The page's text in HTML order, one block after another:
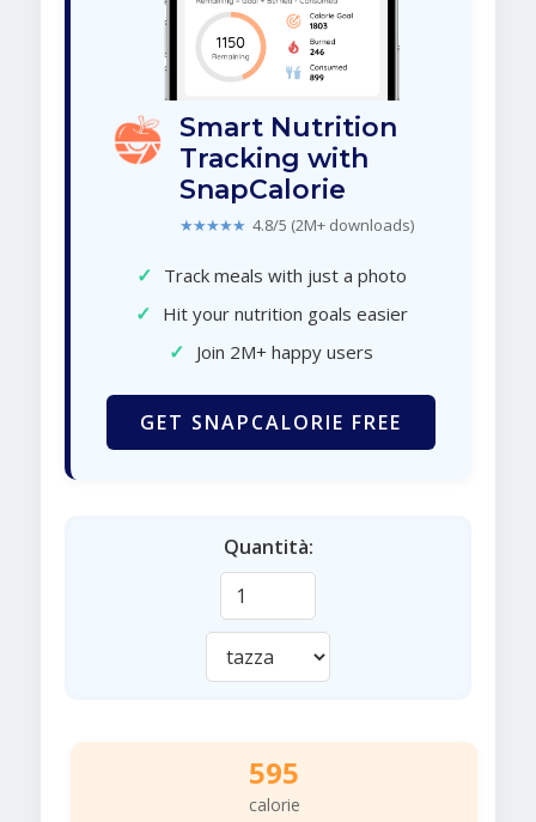
Smart Nutrition
Tracking with
SnapCalorie
★★★★★ 4.8/5 (2M+ downloads)
✓ Track meals with just a photo
✓ Hit your nutrition goals easier
✓ Join 2M+ happy users
GET SNAPCALORIE FREE
Quantità:
595
calorie